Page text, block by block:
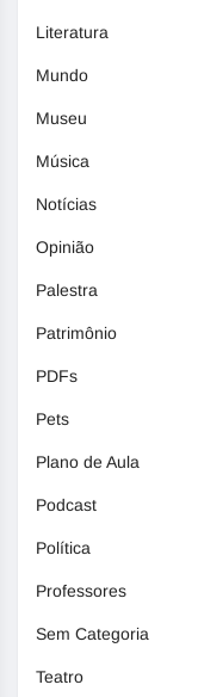
Literatura
Mundo
Museu
Música
Notícias
Opinião
Palestra
Patrimônio
PDFs
Pets
Plano de Aula
Podcast
Política
Professores
Sem Categoria
Teatro